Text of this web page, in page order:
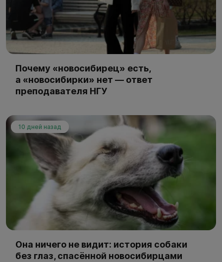
Почему «новосибирец» есть,
а «новосибирки» нет — ответ
преподавателя НГУ
10 дней назад
Она ничего не видит: история собаки
без глаз, спасённой новосибирцами